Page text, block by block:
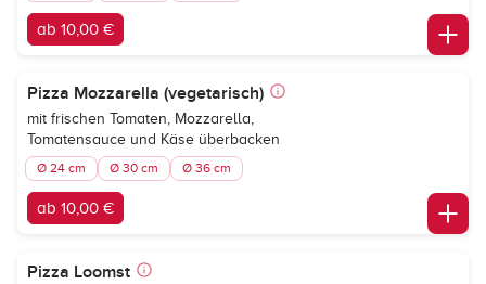
ab 10,00 €
Pizza Mozzarella (vegetarisch)
mit frischen Tomaten, Mozzarella,
Tomatensauce und Käse überbacken
Ø 24 cm Ø 30 cm Ø 36 cm
ab 10,00 €
Pizza Loomst